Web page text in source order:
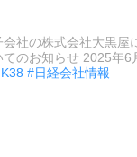
社の株式会社大黒屋
のお知らせ 2025年
#日経会社情報